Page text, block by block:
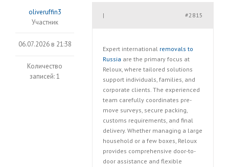
oliveruffin3
Участник
06.07.2026 в 21:38
Количество
записей: 1
#2815
|
Expert international removals to
Russia are the primary focus at
Reloux, where tailored solutions
support individuals, families, and
corporate clients. The experienced
team carefully coordinates pre-
move surveys, secure packing,
customs requirements, and final
delivery. Whether managing a large
household or a few boxes, Reloux
provides comprehensive door-to-
door assistance and flexible